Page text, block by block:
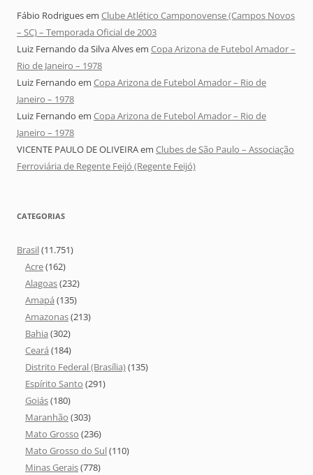
Fábio Rodriguesem Clube Atlético Camponovense (Campos Novos
– SC) – Temporada Oficial de 2003
Luiz Fernando da Silva Alvesem Copa Arizona de Futebol Amador –
Rio de Janeiro – 1978
Luiz Fernando em Copa Arizona de Futebol Amador – Rio de
Janeiro – 1978
Luiz Fernando em Copa Arizona de Futebol Amador – Rio de
Janeiro – 1978
VICENTE PAULO DE OLIVEIRAem Clubes de São Paulo – Associação
Ferroviária de Regente Feijó (Regente Feijó)
CATEGORIAS
Brasil(11.751)
Acre(162)
Alagoas(232)
Amapá (135)
Amazonas(213)
Bahia (302)
Ceará (184)
Distrito Federal (Brasília)(135)
Espírito Santo (291)
Goiás(180)
Maranhão (303)
Mato Grosso (236)
Mato Grosso do Sul(110)
Minas Gerais(778)